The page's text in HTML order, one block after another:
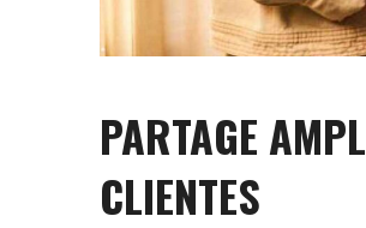
PARTAGE
CLIENTES